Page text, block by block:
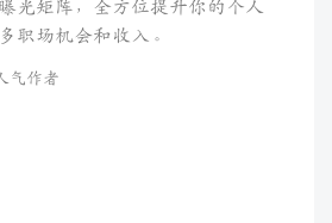
光矩阵，全方位提升你的个人
职场机会和收入。
气作者